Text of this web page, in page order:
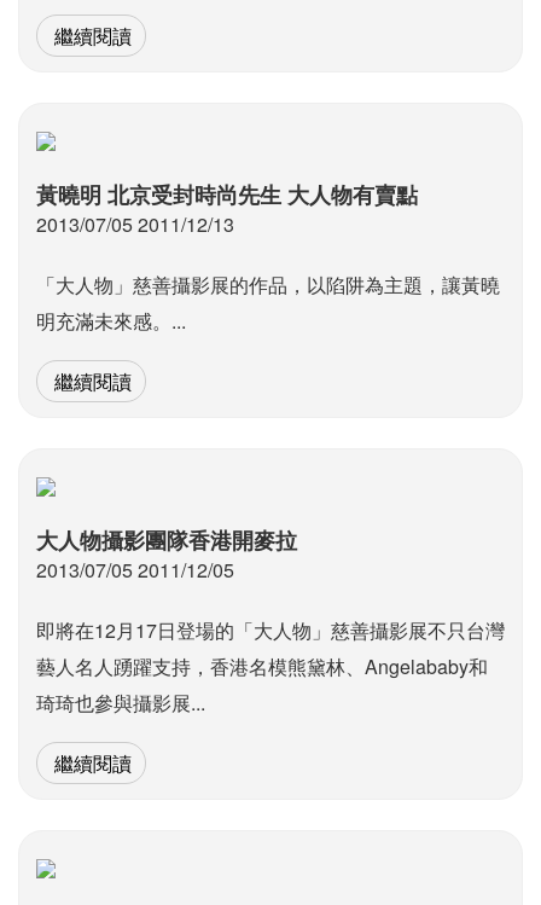
繼續閱讀
黃曉明 北京受封時尚先生 大人物有賣點
2013/07/05 2011/12/13
「大人物」慈善攝影展的作品，以陷阱為主題，讓黃曉
明充滿未來感。...
繼續閱讀
大人物攝影團隊香港開麥拉
2013/07/05 2011/12/05
即將在12月17日登場的「大人物」慈善攝影展不只台灣
藝人名人踴躍支持，香港名模熊黛林、Angelababy和
琦琦也參與攝影展...
繼續閱讀